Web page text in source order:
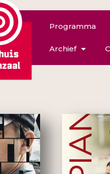
Programma
Archief